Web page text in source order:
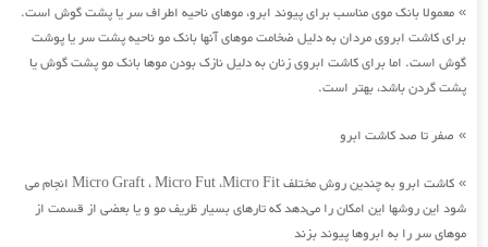
» معمولا بانک موی مناسب برای پیوند ابرو، موهای ناحیه اطراف سر یا پشت گوش است.
برای کاشت ابروی مردان به دلیل ضخامت موهای آنها بانک مو ناحیه پشت سر یا پوشت
گوش است. اما برای کاشت ابروی زنان به دلیل نازک بودن موها بانک مو پشت گوش یا
پشت گردن باشد، بهتر است.
» صفر تا صد کاشت ابرو
»
کاشت ابرو به چندین روش مختلف Micro Graft ، Micro Fut ،Micro Fit انجام می
شود این روشها این امکان را می‌دهد که تارهای بسیار ظریف مو و یا بعضی از قسمت از
موهای سر را به ابروها پیوند بزند